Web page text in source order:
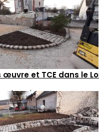
Next:
œuvre et TCE dans le
closed.